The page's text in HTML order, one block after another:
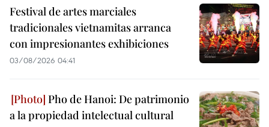
Festival de artes marciales
tradicionales vietnamitas arranca
con impresionantes exhibiciones
03/08/2026 04:41
Pho de Hanoi: De patrimonio
a la propiedad intelectual cultural